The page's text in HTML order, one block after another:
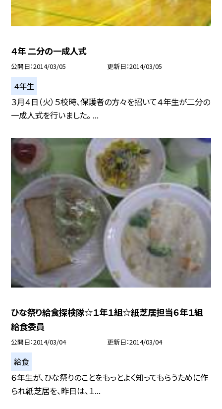
４年 二分の一成人式
公開日 2014/03/05 更新日 2014/03/05
４年生
３月４日（火）５校時、保護者の方々を招いて４年生が二分の
一成人式を行いました。 ...
ひな祭り給食探検隊☆１年１組☆紙芝居担当６年１組
給食委員
公開日 2014/03/04 更新日 2014/03/04
給食
６年生が、ひな祭りのことをもっとよく知ってもらうために作
られ紙芝居を、昨日は、１...